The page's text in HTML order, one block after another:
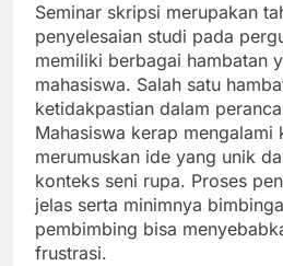
Seminar skripsi merupakan
penyelesaian studi pada
memiliki berbagai hambatan
mahasiswa. Salah satu
ketidakpastian dalam
Mahasiswa kerap mengalami
merumuskan ide yang unik
konteks seni rupa. Proses
jelas serta minimnya
pembimbing bisa
frustrasi.